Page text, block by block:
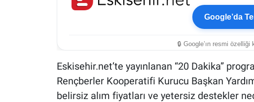
Google’da
🔒 Google’ın resmi
Eskisehir.net’te yayınlanan “20 Dakika”
Rençberler Kooperatifi Kurucu Başkan
belirsiz alım fiyatları ve yetersiz destekler